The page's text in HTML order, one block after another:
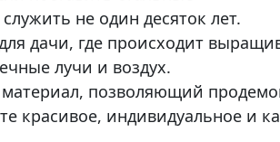
не один десяток лет.
дачи, где происходит
лучи и воздух.
позволяющий
красивое, индивидуальное и